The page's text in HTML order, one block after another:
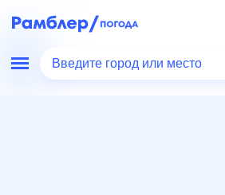
Введите город или место